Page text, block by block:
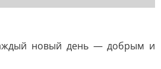
новый день — добрым и